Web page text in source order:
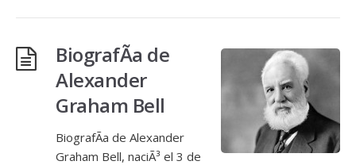
BiografÃ­a de
Alexander
Graham Bell
BiografÃ­a de Alexander
Graham Bell, naciÃ³ el 3 de